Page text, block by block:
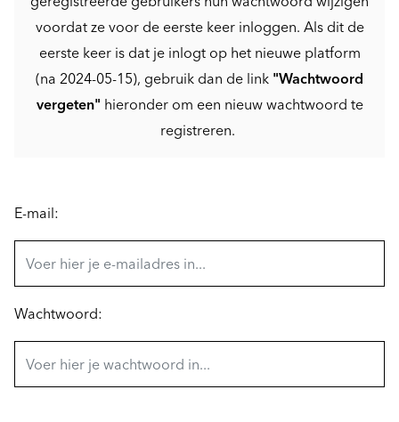
voordat ze voor de eerste keer inloggen. Als dit de
eerste keer is dat je inlogt op het nieuwe platform
(na 2024-05-15), gebruik dan de link "Wachtwoord
vergeten" hieronder om een nieuw wachtwoord te
registreren.
E-mail:
Wachtwoord: